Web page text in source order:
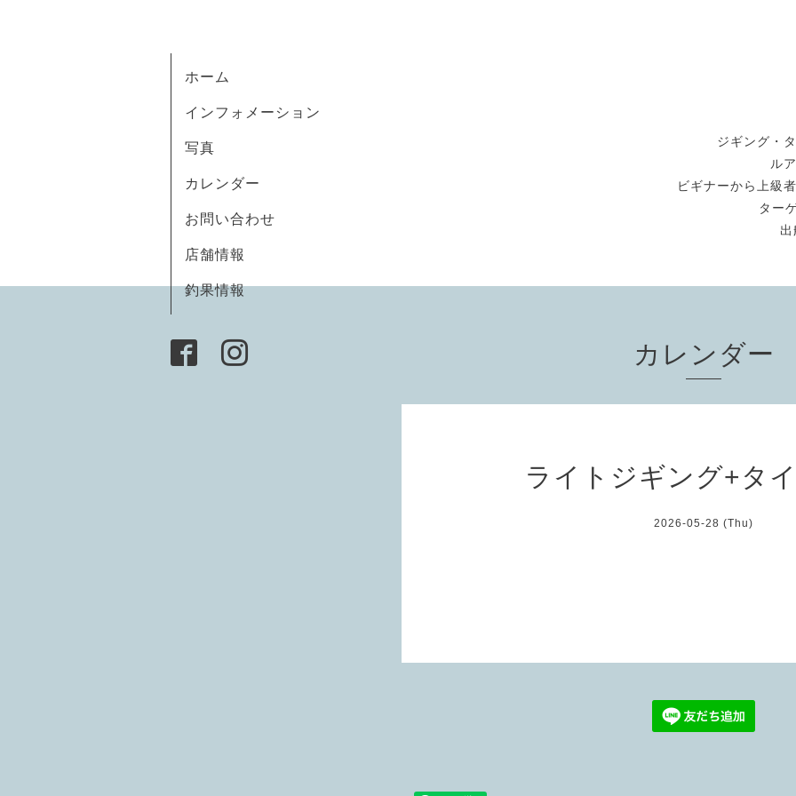
ジギング・
ル
ビギナーから上級
ター
ホーム
インフォメーション
写真
カレンダー
お問い合わせ
店舗情報
釣果情報
カレンダー
ライトジギング+タ
2026-05-28 (Thu)